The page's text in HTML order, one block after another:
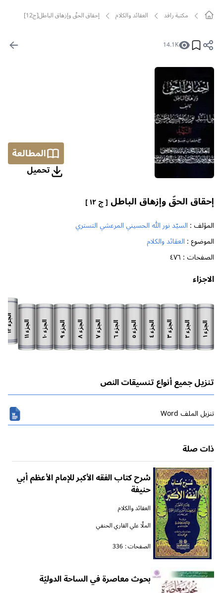
مکتبة رافد العقائد والكلام إحقاق الحقّ وإزهاق الباطل[ج12]
14.1K
المطالعة
تحمیل
إحقاق الحقّ وإزهاق الباطل [ ج ١٢ ]
المؤلف : السيّد نور الله الحسيني المرعشي التستري
الموضوع : العقائد والكلام
الصفحات : ٤٧٦
الاجزاء
الجزء
١
الجزء
٢
الجزء
٣
الجزء
٤
الجزء
٥
الجزء
٦
الجزء
٧
الجزء
٨
الجزء
٩
الجزء
١٠
الجزء
١١
الجزء
١٢
تنزيل جميع أنواع تنسيقات النص
تنزیل الملف Word
ذات صلة
شرح كتاب الفقه الأكبر للإمام الأعظم أبي
حنيفة
العقائد والكلام
الملّا علي القاري الحنفي
الصفحات : 336
بحوث معاصرة في الساحة الدوليّة